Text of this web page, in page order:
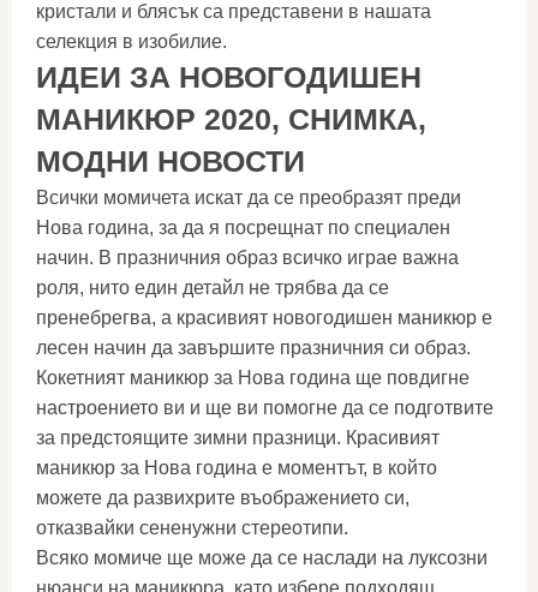
кристали и блясък са представени в нашата
селекция в изобилие.
ИДЕИ ЗА НОВОГОДИШЕН
МАНИКЮР 2020, СНИМКА,
МОДНИ НОВОСТИ
Всички момичета искат да се преобразят преди
Нова година, за да я посрещнат по специален
начин. В празничния образ всичко играе важна
роля, нито един детайл не трябва да се
пренебрегва, а красивият новогодишен маникюр е
лесен начин да завършите празничния си образ.
Кокетният маникюр за Нова година ще повдигне
настроението ви и ще ви помогне да се подготвите
за предстоящите зимни празници. Красивият
маникюр за Нова година е моментът, в който
можете да развихрите въображението си,
отказвайки сененужни стереотипи.
Всяко момиче ще може да се наслади на луксозни
нюанси на маникюра, като избере подходящ